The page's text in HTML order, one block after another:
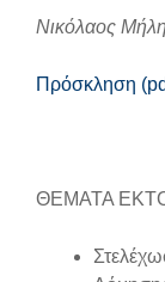
Νικόλαος
Πρόσκληση
ΘΕΜΑΤΑ